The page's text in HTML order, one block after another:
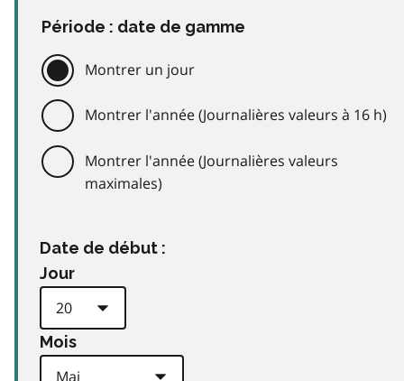
Période : date de gamme
Montrer un jour
Montrer l'année (Journalières valeurs à 16 h)
Montrer l'année (Journalières valeurs
maximales)
Date de début :
Jour
Mois